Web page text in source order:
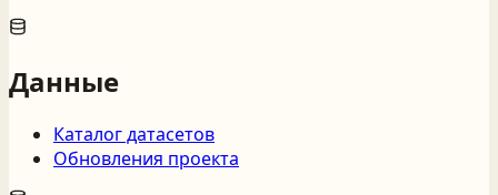
Данные
Каталог датасетов
Обновления проекта